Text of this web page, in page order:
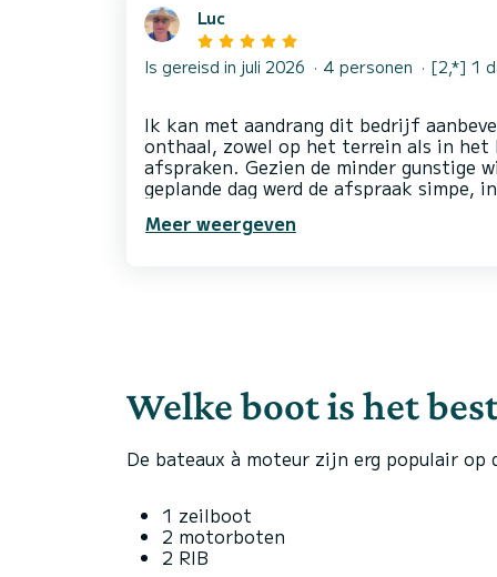
Luc
Is gereisd in juli 2026 4 personen [2,*] 1
Ik kan met aandrang dit bedrijf
onthaal, zowel op het terrein als in het
afspraken. Gezien de minder gunstige
geplande dag werd de afspraak simpe,
aan mij terwijl we een proeftochtje
Meer weergeven
Welke boot is het
De bateaux à moteur zijn erg populair
1 zeilboot
2 motorboten
2 RIB